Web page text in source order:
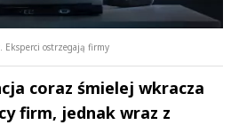
Eksperci ostrzegają firmy
coraz śmielej wkracza
firm, jednak wraz z